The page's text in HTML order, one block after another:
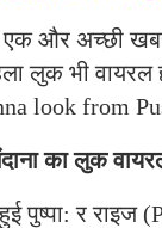
और अच्छी खबर
लुक भी वायरल
look from
का लुक
पुष्पा: र राइज